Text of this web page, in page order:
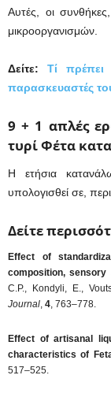
Αυτές, οι
μικροοργανισμών.
Δείτε: Τί πρέπει
παρασκευαστές
9 + 1 απλές
τυρί Φέτα
Η ετήσια
υπολογισθεί σε,
Δείτε
Effect of
composition,
C.P., Kondyli, E.,
Journal, 4, 763–778.
Effect of artisanal
characteristics of
517–525.